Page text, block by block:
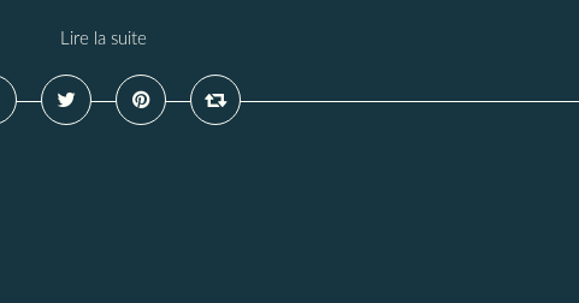
Lire la suite